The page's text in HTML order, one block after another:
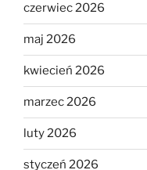
czerwiec 2026
maj 2026
kwiecień 2026
marzec 2026
luty 2026
styczeń 2026